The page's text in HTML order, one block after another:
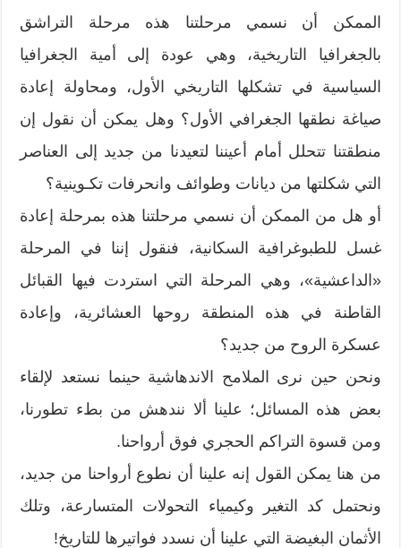
الممكن أن نسمي مرحلتنا هذه مرحلة التراشق
بالجغرافيا التاريخية، وهي عودة إلى أمية الجغرافيا
السياسية في تشكلها التاريخي الأول، ومحاولة إعادة
صياغة نطقها الجغرافي الأول؟ وهل يمكن أن نقول إن
منطقتنا تتحلل أمام أعيننا لتعيدنا من جديد إلى العناصر
التي شكلتها من ديانات وطوائف وانحرفات تكـوينية؟
أو هل من الممكن أن نسمي مرحلتنا هذه بمرحلة إعادة
غسل للطبوغرافية السكانية، فنقول إننا في المرحلة
«الداعشية»، وهي المرحلة التي استردت فيها القبائل
القاطنة في هذه المنطقة روحها العشائرية، وإعادة
عسكرة الروح من جديد؟
ونحن حين نرى الملامح الاندهاشية حينما نستعد لإلقاء
بعض هذه المسائل؛ علينا ألا نندهش من بطء تطورنا،
ومن قسوة التراكم الحجري فوق أرواحنا.
من هنا يمكن القول إنه علينا أن نطوع أرواحنا من جديد،
ونحتمل كد التغير وكيمياء التحولات المتسارعة، وتلك
الأثمان البغيضة التي علينا أن نسدد فواتيرها للتاريخ!